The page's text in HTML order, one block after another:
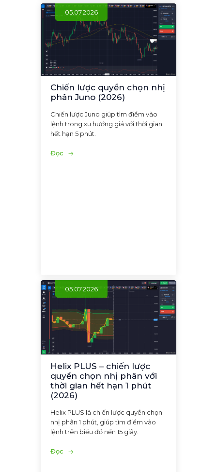
05.07.2026
Chiến lược quyền chọn nhị
phân Juno (2026)
Chiến lược Juno giúp tìm điểm vào
lệnh trong xu hướng giá với thời gian
hết hạn 5 phút.
Đọc
05.07.2026
Helix PLUS – chiến lược
quyền chọn nhị phân với
thời gian hết hạn 1 phút
(2026)
Helix PLUS là chiến lược quyền chọn
nhị phân 1 phút, giúp tìm điểm vào
lệnh trên biểu đồ nến 15 giây.
Đọc